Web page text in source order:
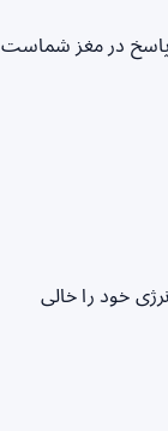
پاسخ در مغز شماست
خود را خالی